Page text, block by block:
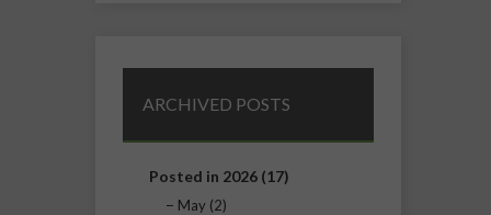
ARCHIVED POSTS
Posted in 2026 (17)
May (2)